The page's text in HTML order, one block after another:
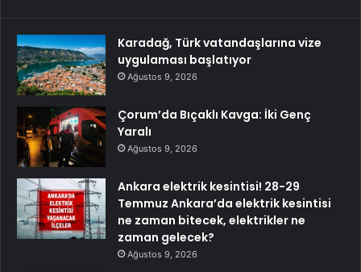
Karadağ, Türk vatandaşlarına vize
uygulaması başlatıyor
Ağustos 9, 2026
Çorum’da Bıçaklı Kavga: İki Genç
Yaralı
Ağustos 9, 2026
Ankara elektrik kesintisi! 28-29
Temmuz Ankara’da elektrik kesintisi
ne zaman bitecek, elektrikler ne
zaman gelecek?
Ağustos 9, 2026